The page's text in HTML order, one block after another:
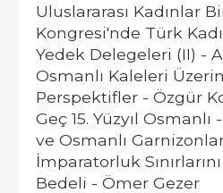
Uluslararası Kadınlar
Kongresi'nde Türk
Yedek Delegeleri (II) -
Osmanlı Kaleleri
Perspektifler - Özgür
Geç 15. Yüzyıl
ve Osmanlı
İmparatorluk
Bedeli - Ömer Gezer